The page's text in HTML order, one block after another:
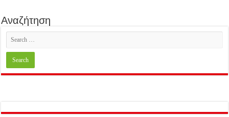
Αναζήτηση